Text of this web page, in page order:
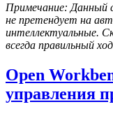
Примечание: Данный
не претендует на
интеллектуальные.
всегда правильный
Open
управления